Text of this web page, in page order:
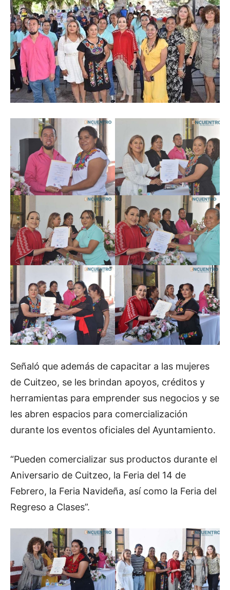
Señaló que además de capacitar a las mujeres
de Cuitzeo, se les brindan apoyos, créditos y
herramientas para emprender sus negocios y se
les abren espacios para comercialización
durante los eventos oficiales del Ayuntamiento.
“Pueden comercializar sus productos durante el
Aniversario de Cuitzeo, la Feria del 14 de
Febrero, la Feria Navideña, así como la Feria del
Regreso a Clases”.